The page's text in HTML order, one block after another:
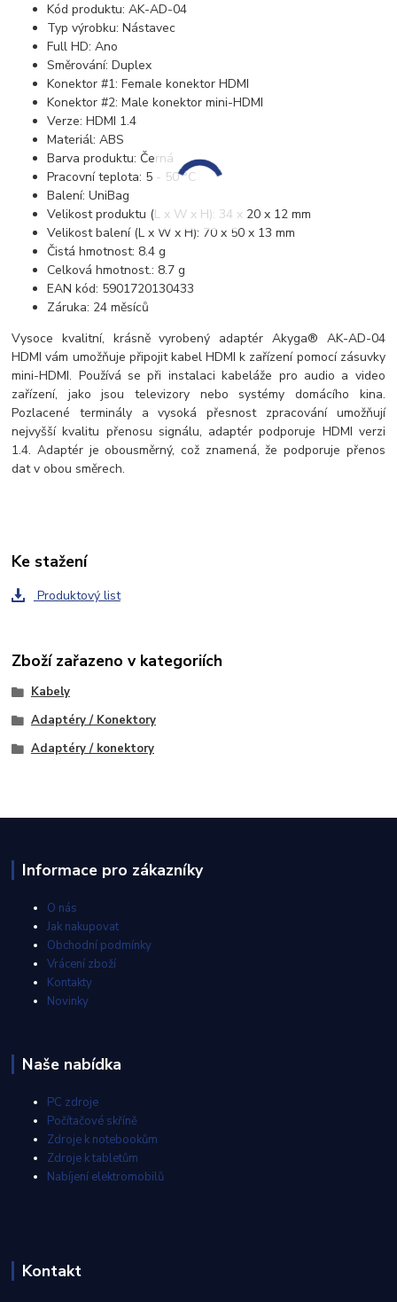
Kód produktu: AK-AD-04
Typ výrobku: Nástavec
Full HD: Ano
Směrování: Duplex
Konektor #1: Female konektor HDMI
Konektor #2: Male konektor mini-HDMI
Verze: HDMI 1.4
Materiál: ABS
Barva produktu: Černá
Pracovní teplota: 5 - 50 °C
Balení: UniBag
Velikost produktu (L x W x H): 34 x 20 x 12 mm
Velikost balení (L x W x H): 70 x 50 x 13 mm
Čistá hmotnost: 8.4 g
Celková hmotnost.: 8.7 g
EAN kód: 5901720130433
Záruka: 24 měsíců
Vysoce kvalitní, krásně vyrobený adaptér Akyga® AK-AD-04
HDMI vám umožňuje připojit kabel HDMI k zařízení pomocí zásuvky
mini-HDMI. Používá se při instalaci kabeláže pro audio a video
zařízení, jako jsou televizory nebo systémy domácího kina.
Pozlacené terminály a vysoká přesnost zpracování umožňují
nejvyšší kvalitu přenosu signálu, adaptér podporuje HDMI verzi
1.4. Adaptér je obousměrný, což znamená, že podporuje přenos
dat v obou směrech.
Ke stažení
Produktový list
Zboží zařazeno v kategoriích
Kabely
Adaptéry / Konektory
Adaptéry / konektory
Informace pro zákazníky
O nás
Jak nakupovat
Obchodní podmínky
Vrácení zboží
Kontakty
Novinky
Naše nabídka
PC zdroje
Počítačové skříně
Zdroje k notebookům
Zdroje k tabletům
Nabíjení elektromobilů
Kontakt